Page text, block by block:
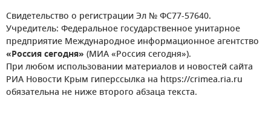
Свидетельство о регистрации Эл № ФС77-57640.
Учредитель: Федеральное государственное унитарное
предприятие Международное информационное агентство
«Россия сегодня» (МИА «Россия сегодня»).
При любом использовании материалов и новостей сайта
РИА Новости Крым гиперссылка на https://crimea.ria.ru
обязательна не ниже второго абзаца текста.